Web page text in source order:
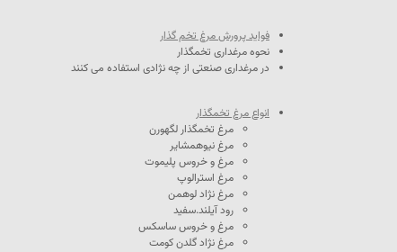
فواید پرورش مرغ تخم گذار
نحوه مرغداری تخمگذار
در مرغداری صنعتی از چه نژادی استفاده می کنند
انواع مرغ تخمگذار
مرغ تخمگذار لگهورن
مرغ نیوهمشایر
مرغ و خروس پلیموت
مرغ استرالوپ
مرغ نژاد لوهمن
رود آیلند.سفید
مرغ و خروس ساسکس
مرغ نژاد گلدن کومت